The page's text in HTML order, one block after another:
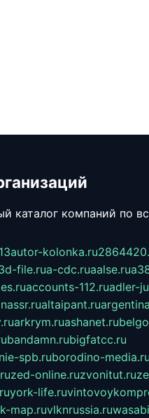
каталог компаний по
13autor-kolonka.ru
file.rua-cdc.ruaalse.ru
accounts-112.ruadler-
altaipant.ru
arkrym.ruashanet.ru
bandamn.rubigfatcc.ru
spb.ruborodino-media.ru
zed-online.ruzvonitut.ru
york-life.ru
map.ruvlknrussia.ru